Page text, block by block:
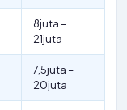
8juta –
21juta
7,5juta –
20juta